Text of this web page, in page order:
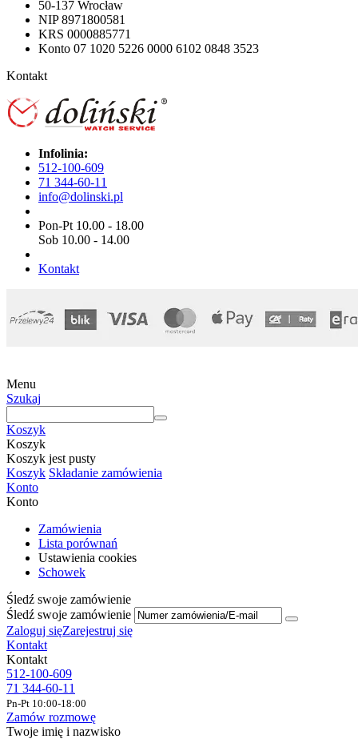
50-137 Wrocław
NIP 8971800581
KRS 0000885771
Konto 07 1020 5226 0000 6102 0848 3523
Kontakt
Infolinia:
512-100-609
71 344-60-11
info@dolinski.pl
Pon-Pt 10.00 - 18.00
Sob 10.00 - 14.00
Kontakt
Menu
Szukaj
Koszyk
Koszyk
Koszyk jest pusty
Koszyk Składanie zamówienia
Konto
Konto
Zamówienia
Lista porównań
Ustawienia cookies
Schowek
Śledź swoje zamówienie
Śledź swoje zamówienie
Zaloguj sięZarejestruj się
Kontakt
Kontakt
512-100-609
71 344-60-11
Pn-Pt 10:00-18:00
Zamów rozmowę
Twoje imię i nazwisko